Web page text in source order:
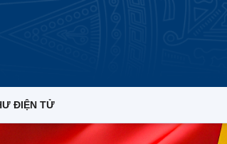
ĐIỆN TỬ